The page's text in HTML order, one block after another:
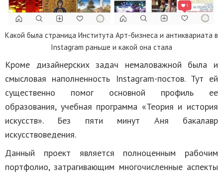
Какой была страница Института Арт-бизнеса и антиквариата в
Instagram раньше и какой она стала
Кроме дизайнерских задач немаловажной была и
смысловая наполненность Instagram-постов. Тут ей
существенно помог основной профиль ее
образования, учебная программа «Теория и история
искусств». Без пяти минут Аня бакалавр
искусствоведения.
Данный проект является полноценным рабочим
портфолио, затрагивающим многочисленные аспекты